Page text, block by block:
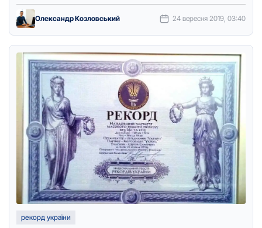
Олександр Козловський 24 вересня 2019, 03:40
рекорд україни